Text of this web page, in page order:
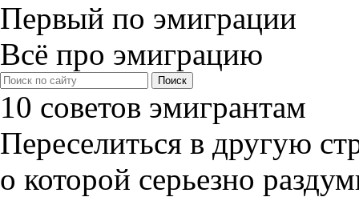
Первый по эмиграции
Всё про эмиграцию
10 советов эмигрантам
Переселиться в другую
о которой серьезно